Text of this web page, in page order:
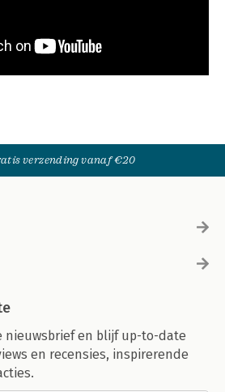
verzending vanaf €20
nieuwsbrief en blijf up-to-date
en recensies, inspirerende